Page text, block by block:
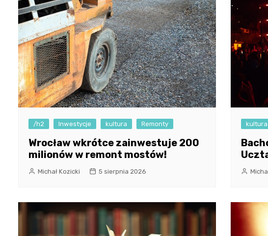
/h2 Inwestycje kultura Remonty
Wrocław wkrótce zainwestuje 200
milionów w remont mostów!
Michał Kozicki 5 sierpnia 2026
kultura